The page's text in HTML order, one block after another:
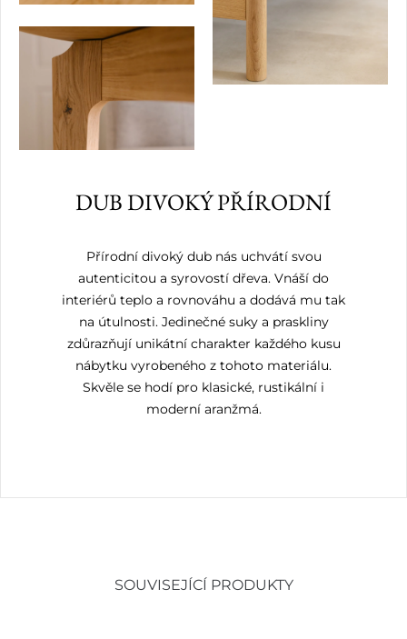
DUB DIVOKÝ PŘÍRODNÍ
Přírodní divoký dub nás uchvátí svou
autenticitou a syrovostí dřeva. Vnáší do
interiérů teplo a rovnováhu a dodává mu tak
na útulnosti. Jedinečné suky a praskliny
zdůrazňují unikátní charakter každého kusu
nábytku vyrobeného z tohoto materiálu.
Skvěle se hodí pro klasické, rustikální i
moderní aranžmá.
SOUVISEJÍCÍ PRODUKTY